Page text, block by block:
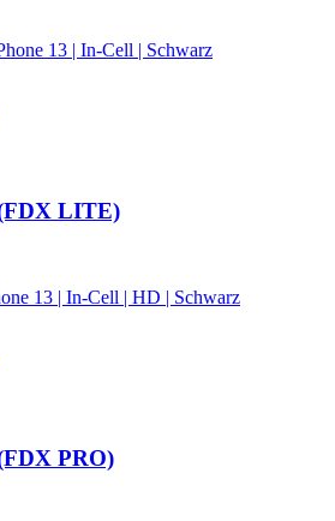
13 | In-Cell | Schwarz
LITE)
13 | In-Cell | HD | Schwarz
PRO)